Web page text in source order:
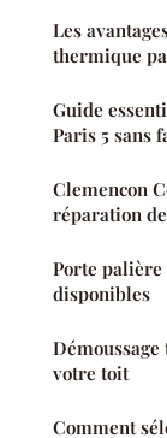
Les
thermique
Guide
Paris 5 sans
Clemencon
réparation
Porte palière
disponibles
votre toit
Comment